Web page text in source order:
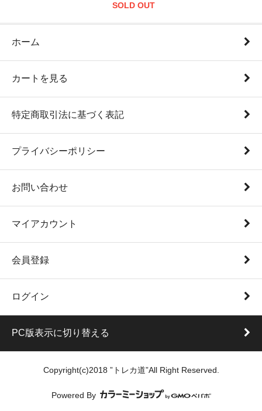
SOLD OUT
ホーム
カートを見る
特定商取引法に基づく表記
プライバシーポリシー
お問い合わせ
マイアカウント
会員登録
ログイン
PC版表示に切り替える
Copyright(c)2018 ”トレカ道”All Right Reserved.
Powered By